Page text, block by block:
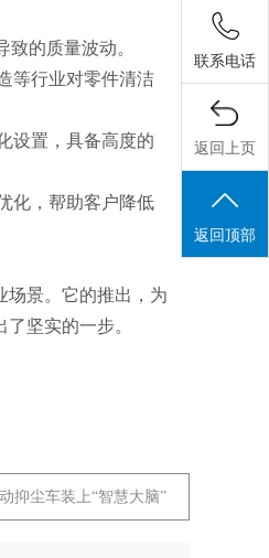
的质量波动。
等行业对零件清洁
设置，具备高度的
化，帮助客户降低
景。它的推出，为
坚实的一步。
抑尘车装上“智慧大脑”
联系电话
返回上页
返回顶部